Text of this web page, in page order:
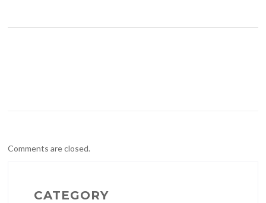
Comments are closed.
CATEGORY